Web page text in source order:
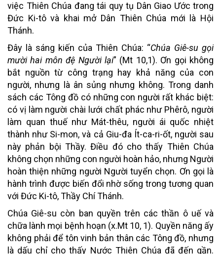
việc Thiên Chúa đang tái quy tụ Dân Giao Ước trong
Đức Ki-tô và khai mở Dân Thiên Chúa mới là Hội
Thánh.
Đây là sáng kiến của Thiên Chúa: “Chúa Giê-su gọi
mười hai môn đệ Người lại” (Mt 10,1). Ơn gọi không
bắt nguồn từ công trạng hay khả năng của con
người, nhưng là ân sủng nhưng không. Trong danh
sách các Tông đồ có những con người rất khác biệt:
có vị làm người chài lưới chất phác như Phêrô, người
làm quan thuế như Mát-thêu, người ái quốc nhiệt
thành như Si-mon, và cả Giu-đa Ít-ca-ri-ốt, người sau
này phản bội Thầy. Điều đó cho thấy Thiên Chúa
không chọn những con người hoàn hảo, nhưng Người
hoàn thiện những người Người tuyển chọn. Ơn gọi là
hành trình được biến đổi nhờ sống trong tương quan
với Đức Ki-tô, Thầy Chí Thánh.
Chúa Giê-su còn ban quyền trên các thần ô uế và
chữa lành mọi bệnh hoạn (x.Mt 10, 1). Quyền năng ấy
không phải để tôn vinh bản thân các Tông đồ, nhưng
là dấu chỉ cho thấy Nước Thiên Chúa đã đến gần.